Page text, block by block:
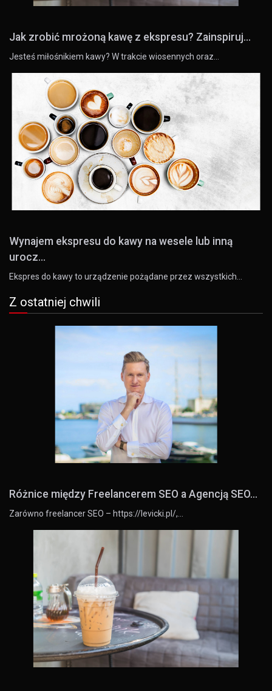
Jak zrobić mrożoną kawę z ekspresu? Zainspiruj...
Jesteś miłośnikiem kawy? W trakcie wiosennych oraz…
Wynajem ekspresu do kawy na wesele lub inną
urocz...
Ekspres do kawy to urządzenie pożądane przez wszystkich…
Z ostatniej chwili
Różnice między Freelancerem SEO a Agencją SEO...
Zarówno freelancer SEO – https://levicki.pl/,…